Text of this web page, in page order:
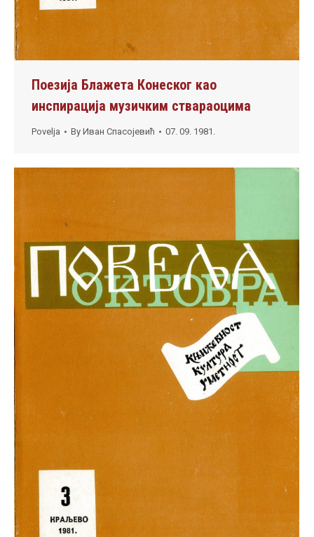
Поезија Блажета Конеског као
инспирација музичким ствараоцима
Povelja By Иван Спасојевић 07. 09. 1981.